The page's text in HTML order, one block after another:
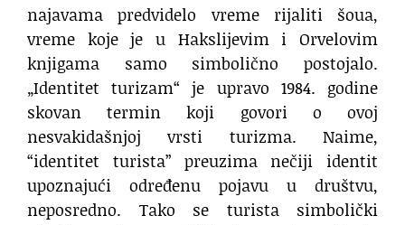
najavama predvidelo vreme rijaliti šoua,
vreme koje je u Hakslijevim i Orvelovim
knjigama samo simbolično postojalo.
„Identitet turizam“ je upravo 1984. godine
skovan termin koji govori o ovoj
nesvakidašnjoj vrsti turizma. Naime,
“identitet turista” preuzima nečiji identit
upoznajući određenu pojavu u društvu,
neposredno. Tako se turista simbolički